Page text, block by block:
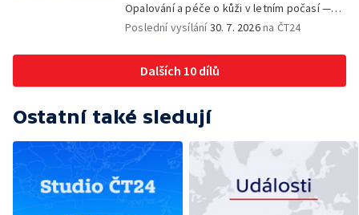
Opalování a péče o kůži v letním počasí —
Filmové premiéry — Komedie Dovolená v
na chování řidičů
Poslední vysílání30. 7. 2026na ČT24
Dalších 10 dílů
Ostatní také sledují